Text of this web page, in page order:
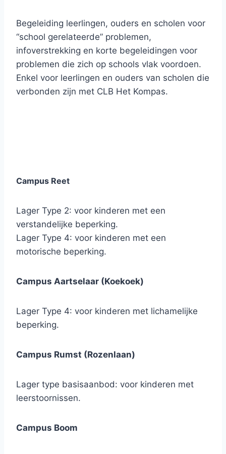
Begeleiding leerlingen, ouders en scholen voor
“school gerelateerde” problemen,
infoverstrekking en korte begeleidingen voor
problemen die zich op schools vlak voordoen.
Enkel voor leerlingen en ouders van scholen die
verbonden zijn met CLB Het Kompas.
Campus Reet
Lager Type 2: voor kinderen met een
verstandelijke beperking.
Lager Type 4: voor kinderen met een
motorische beperking.
Campus Aartselaar (Koekoek)
Lager Type 4: voor kinderen met lichamelijke
beperking.
Campus Rumst (Rozenlaan)
Lager type basisaanbod: voor kinderen met
leerstoornissen.
Campus Boom